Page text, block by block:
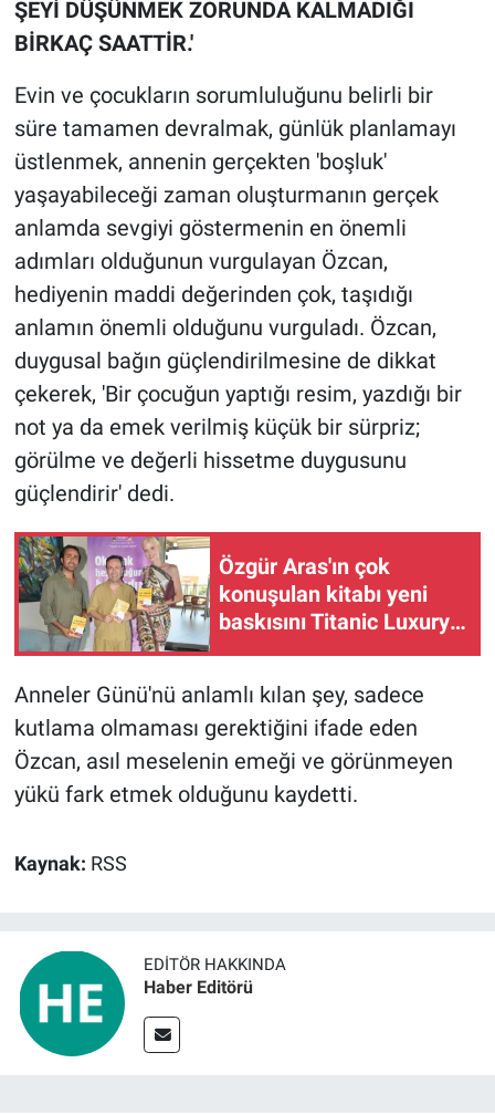
ŞEYİ DÜŞÜNMEK ZORUNDA KALMADIĞI
BİRKAÇ SAATTİR.'
Evin ve çocukların sorumluluğunu belirli bir
süre tamamen devralmak, günlük planlamayı
üstlenmek, annenin gerçekten 'boşluk'
yaşayabileceği zaman oluşturmanın gerçek
anlamda sevgiyi göstermenin en önemli
adımları olduğunun vurgulayan Özcan,
hediyenin maddi değerinden çok, taşıdığı
anlamın önemli olduğunu vurguladı. Özcan,
duygusal bağın güçlendirilmesine de dikkat
çekerek, 'Bir çocuğun yaptığı resim, yazdığı bir
not ya da emek verilmiş küçük bir sürpriz;
görülme ve değerli hissetme duygusunu
güçlendirir' dedi.
Özgür Aras'ın çok
konuşulan kitabı yeni
baskısını Titanic Luxury
Anneler Günü'nü anlamlı kılan şey, sadece
kutlama olmaması gerektiğini ifade eden
Özcan, asıl meselenin emeği ve görünmeyen
yükü fark etmek olduğunu kaydetti.
Kaynak: RSS
EDITÖR HAKKINDA
Haber Editörü